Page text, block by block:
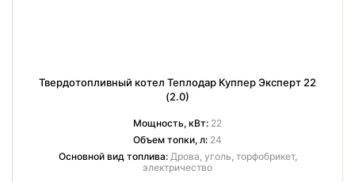
Твердотопливный котел Теплодар Куппер Эксперт 22
(2.0)
Мощность, кВт: 22
Объем топки, л: 24
Основной вид топлива:Дрова, уголь, торфобрикет,
электричество